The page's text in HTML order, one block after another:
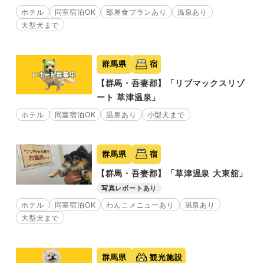
ホテル 同室宿泊OK 部屋食プランあり
温泉あり
大型犬まで
群馬県 宿
【群馬・吾妻郡】「リブマックスリゾ
ート 草津温泉」
ホテル 同室宿泊OK 温泉あり 小型犬まで
群馬県 宿
【群馬・吾妻郡】「草津温泉 大東舘」
写真レポートあり
ホテル 同室宿泊OK わんこメニューあり
温泉あり
大型犬まで
群馬県 観光施設